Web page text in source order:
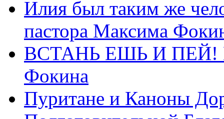
Илия был таким же
пастора Максима
ВСТАНЬ ЕШЬ И ПЕЙ!
Фокина
Пуритане и Каноны